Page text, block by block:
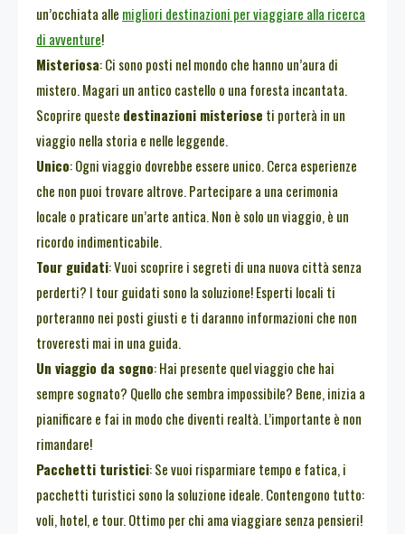
un’occhiata alle migliori destinazioni per viaggiare alla ricerca
di avventure!
Misteriosa: Ci sono posti nel mondo che hanno un’aura di
mistero. Magari un antico castello o una foresta incantata.
Scoprire queste destinazioni misteriose ti porterà in un
viaggio nella storia e nelle leggende.
Unico: Ogni viaggio dovrebbe essere unico. Cerca esperienze
che non puoi trovare altrove. Partecipare a una cerimonia
locale o praticare un’arte antica. Non è solo un viaggio, è un
ricordo indimenticabile.
Tour guidati: Vuoi scoprire i segreti di una nuova città senza
perderti? I tour guidati sono la soluzione! Esperti locali ti
porteranno nei posti giusti e ti daranno informazioni che non
troveresti mai in una guida.
Un viaggio da sogno: Hai presente quel viaggio che hai
sempre sognato? Quello che sembra impossibile? Bene, inizia a
pianificare e fai in modo che diventi realtà. L’importante è non
rimandare!
Pacchetti turistici: Se vuoi risparmiare tempo e fatica, i
pacchetti turistici sono la soluzione ideale. Contengono tutto:
voli, hotel, e tour. Ottimo per chi ama viaggiare senza pensieri!